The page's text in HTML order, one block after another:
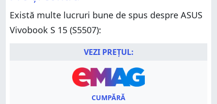
Există multe lucruri bune de spus despre ASUS
Vivobook S 15 (S5507):
VEZI PREȚUL:
CUMPĂRĂ